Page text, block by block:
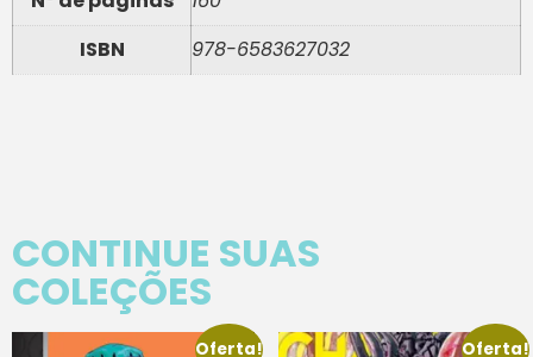
ISBN
978-6583627032
CONTINUE SUAS
COLEÇÕES
Oferta! Oferta!